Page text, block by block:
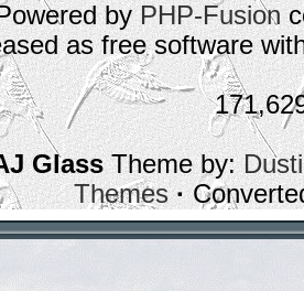
byPHP-Fusion
as free software
GlassTheme by:
Themes ·